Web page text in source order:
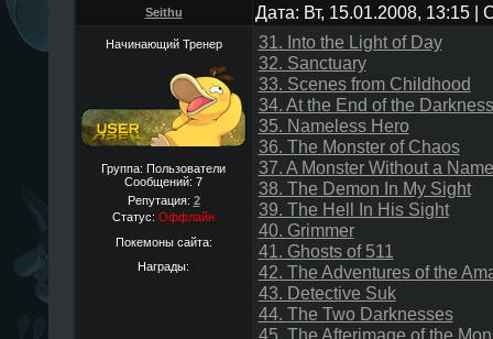
Seithu Дата: Вт, 15.01.2008, 13:15
Начинающий Тренер
Группа: Пользователи
Сообщений: 7
Репутация: 2
Статус: Оффлайн
Покемоны сайта:
Награды:
31. Into the Light of Day
32. Sanctuary
33. Scenes from Childhood
34. At the End of the Darkness
35. Nameless Hero
36. The Monster of Chaos
37. A Monster Without a Name
38. The Demon In My Sight
39. The Hell In His Sight
40. Grimmer
41. Ghosts of 511
42. The Adventures of the
43. Detective Suk
44. The Two Darknesses
45. The Afterimage of the